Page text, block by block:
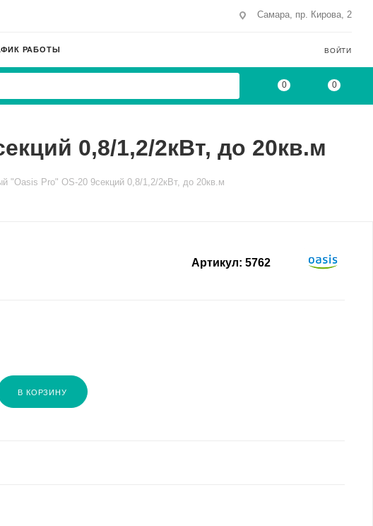
Самара, пр. Кирова, 2
РАБОТЫ ВОЙТИ
0 0
0,8/1,2/2кВт, до 20кв.м
"Oasis Pro" OS-20 9секций 0,8/1,2/2кВт, до 20кв.м
Артикул: 5762
В КОРЗИНУ